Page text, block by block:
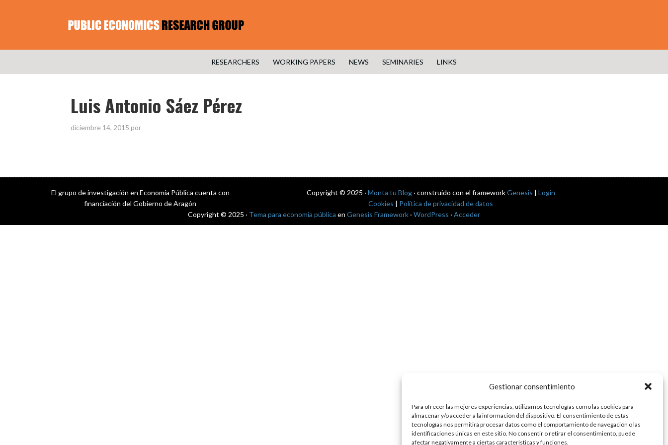
Gestionar consentimiento
Para ofrecer las mejores experiencias, utilizamos tecnologías como las cookies para
almacenar y/o acceder a la información del dispositivo. El consentimiento de estas
tecnologías nos permitirá procesar datos como el comportamiento de navegación o las
identificaciones únicas en este sitio. No consentir o retirar el consentimiento, puede
afectar negativamente a ciertas características y funciones.
RESEARCHERS WORKING PAPERS NEWS SEMINARIES LINKS
Luis Antonio Sáez Pérez
diciembre 14, 2015 por
El grupo de investigación en Economía Pública cuenta con
financiación del Gobierno de Aragón
Copyright © 2025 · Monta tu Blog· construido con el frameworkGenesis | Login
Cookies | Política de privacidad de datos
Copyright © 2025 · Tema para economía pública en Genesis Framework · WordPress · Acceder